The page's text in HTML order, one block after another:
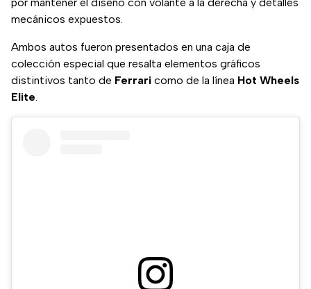
mecánicos expuestos.
Ambos autos fueron presentados en una caja de
colección especial que resalta elementos gráficos
distintivos tanto de Ferrari como de la línea Hot Wheels
Elite.